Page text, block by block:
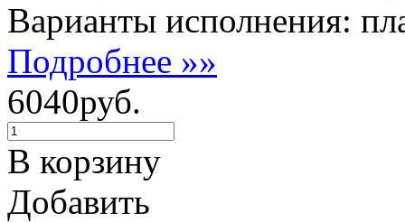
Варианты исполнения:
Подробнее »»
6040руб.
В корзину
Добавить